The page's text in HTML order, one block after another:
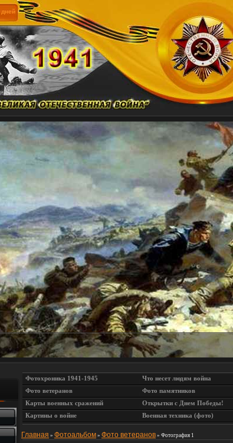
дней
Фотохроника 1941-1945 Что несет людям война
Фото ветеранов
Фото памятников
Карты военных сражений
Открытки с Днем Победы!
Картины о войне
Военная техника (фото)
Главная » Фотоальбом » Фото ветеранов » Фотография 1